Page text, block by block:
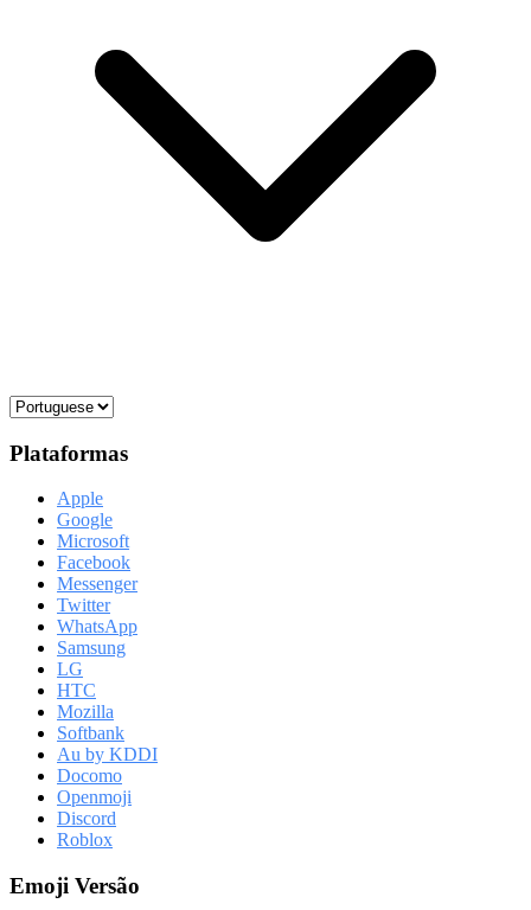
Plataformas
Apple
Google
Microsoft
Facebook
Messenger
Twitter
WhatsApp
Samsung
LG
HTC
Mozilla
Softbank
Au by KDDI
Docomo
Openmoji
Discord
Roblox
Emoji Versão